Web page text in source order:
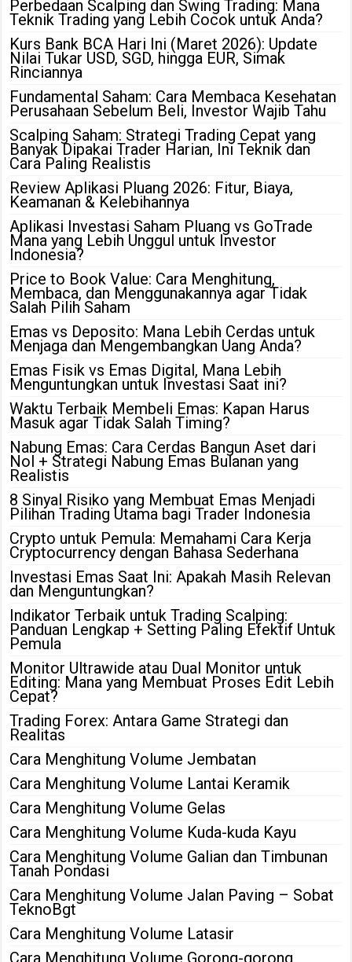
Perbedaan Scalping dan Swing Trading: Mana
Teknik Trading yang Lebih Cocok untuk Anda?
Kurs Bank BCA Hari Ini (Maret 2026): Update
Nilai Tukar USD, SGD, hingga EUR, Simak
Rinciannya
Fundamental Saham: Cara Membaca Kesehatan
Perusahaan Sebelum Beli, Investor Wajib Tahu
Scalping Saham: Strategi Trading Cepat yang
Banyak Dipakai Trader Harian, Ini Teknik dan
Cara Paling Realistis
Review Aplikasi Pluang 2026: Fitur, Biaya,
Keamanan & Kelebihannya
Aplikasi Investasi Saham Pluang vs GoTrade
Mana yang Lebih Unggul untuk Investor
Indonesia?
Price to Book Value: Cara Menghitung,
Membaca, dan Menggunakannya agar Tidak
Salah Pilih Saham
Emas vs Deposito: Mana Lebih Cerdas untuk
Menjaga dan Mengembangkan Uang Anda?
Emas Fisik vs Emas Digital, Mana Lebih
Menguntungkan untuk Investasi Saat ini?
Waktu Terbaik Membeli Emas: Kapan Harus
Masuk agar Tidak Salah Timing?
Nabung Emas: Cara Cerdas Bangun Aset dari
Nol + Strategi Nabung Emas Bulanan yang
Realistis
8 Sinyal Risiko yang Membuat Emas Menjadi
Pilihan Trading Utama bagi Trader Indonesia
Crypto untuk Pemula: Memahami Cara Kerja
Cryptocurrency dengan Bahasa Sederhana
Investasi Emas Saat Ini: Apakah Masih Relevan
dan Menguntungkan?
Indikator Terbaik untuk Trading Scalping:
Panduan Lengkap + Setting Paling Efektif Untuk
Pemula
Monitor Ultrawide atau Dual Monitor untuk
Editing: Mana yang Membuat Proses Edit Lebih
Cepat?
Trading Forex: Antara Game Strategi dan
Realitas
Cara Menghitung Volume Jembatan
Cara Menghitung Volume Lantai Keramik
Cara Menghitung Volume Gelas
Cara Menghitung Volume Kuda-kuda Kayu
Cara Menghitung Volume Galian dan Timbunan
Tanah Pondasi
Cara Menghitung Volume Jalan Paving – Sobat
TeknoBgt
Cara Menghitung Volume Latasir
Cara Menghitung Volume Gorong-gorong